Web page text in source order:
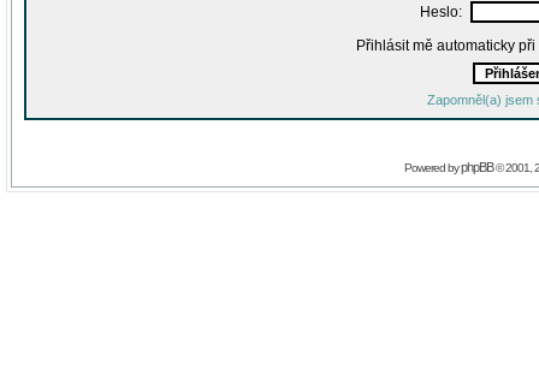
Heslo:
Přihlásit mě automaticky
Zapomněl(a) jsem
Powered byphpBB© 2001,